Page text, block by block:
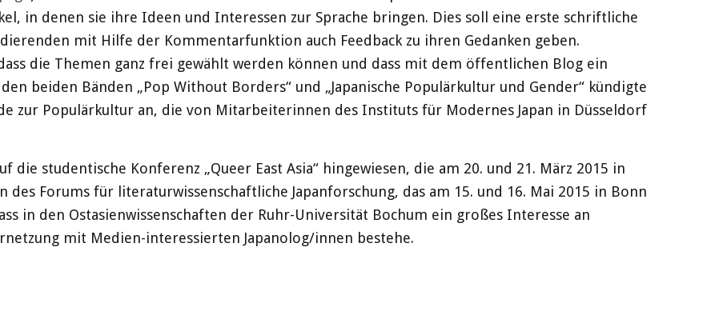
in denen sie ihre Ideen und Interessen zur Sprache bringen. Dies soll eine erste schriftliche
mit Hilfe der Kommentarfunktion auch Feedback zu ihren Gedanken geben.
die Themen ganz frei gewählt werden können und dass mit dem öffentlichen Blog ein
beiden Bänden „Pop Without Borders“ und „Japanische Populärkultur und Gender“ kündigte
zur Populärkultur an, die von Mitarbeiterinnen des Instituts für Modernes Japan in Düsseldorf
studentische Konferenz „Queer East Asia“ hingewiesen, die am 20. und 21. März 2015 in
Forums für literaturwissenschaftliche Japanforschung, das am 15. und 16. Mai 2015 in Bonn
in den Ostasienwissenschaften der Ruhr-Universität Bochum ein großes Interesse an
mit Medien-interessierten Japanolog/innen bestehe.